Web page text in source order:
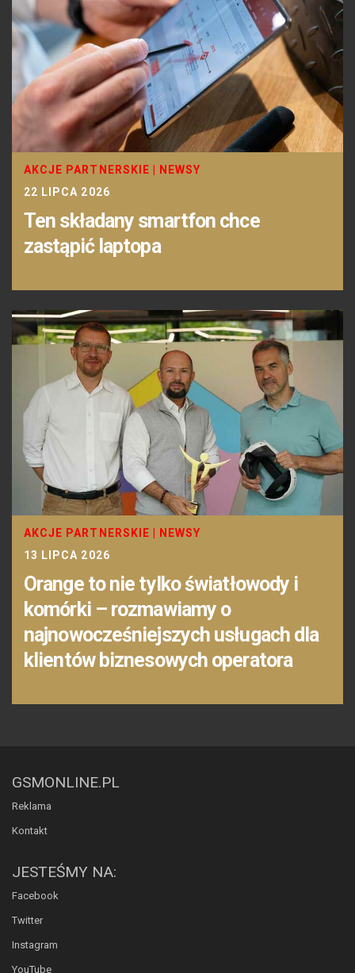
AKCJE PARTNERSKIE
NEWSY
22 LIPCA 2026
Ten składany smartfon chce
zastąpić laptopa
AKCJE PARTNERSKIE
NEWSY
13 LIPCA 2026
Orange to nie tylko światłowody i
komórki – rozmawiamy o
najnowocześniejszych usługach dla
klientów biznesowych operatora
GSMONLINE.PL
Reklama
Kontakt
JESTEŚMY NA:
Facebook
Twitter
Instagram
YouTube